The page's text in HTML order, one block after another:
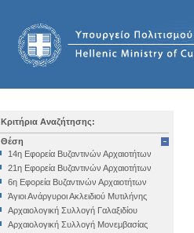
Κριτήρια Αναζήτησης:
Θέση
14η Εφορεία Βυζαντινών Αρχαιοτήτων
21η Εφορεία Βυζαντινών Αρχαιοτήτων
6η Εφορεία Βυζαντινών Αρχαιοτήτων
Άγιοι Ανάργυροι Ακλειδιού Μυτιλήνης
Αρχαιολογική Συλλογή Γαλαξιδίου
Αρχαιολογική Συλλογή Μονεμβασίας